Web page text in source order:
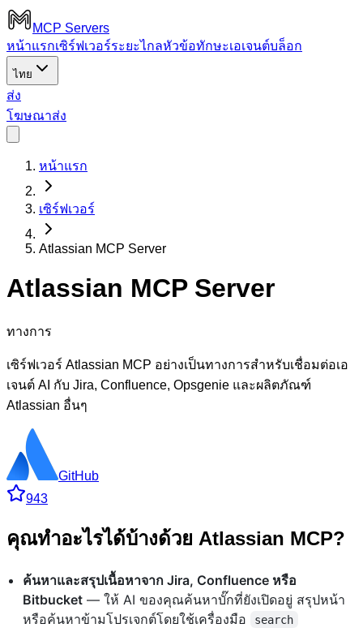
MCP Servers
หน้าแรกเซิร์ฟเวอร์ระยะไกลหัวข้อทักษะเอเจนต์บล็อก
ไทย
ส่ง
โฆษณาส่ง
หน้าแรก
เซิร์ฟเวอร์
Atlassian MCP Server
Atlassian MCP Server
ทางการ
เซิร์ฟเวอร์ Atlassian MCP อย่างเป็นทางการสำหรับเชื่อมต่อเอ
เจนต์ AI กับ Jira, Confluence, Opsgenie และผลิตภัณฑ์
Atlassian อื่นๆ
GitHub
943
คุณทำอะไรได้บ้างด้วย Atlassian MCP?
ค้นหาและสรุปเนื้อหาจาก Jira, Confluence หรือ
Bitbucket — ให้ AI ของคุณค้นหาบั๊กที่ยังเปิดอยู่ สรุปหน้า
หรือค้นหาข้ามโปรเจกต์โดยใช้เครื่องมือ
search